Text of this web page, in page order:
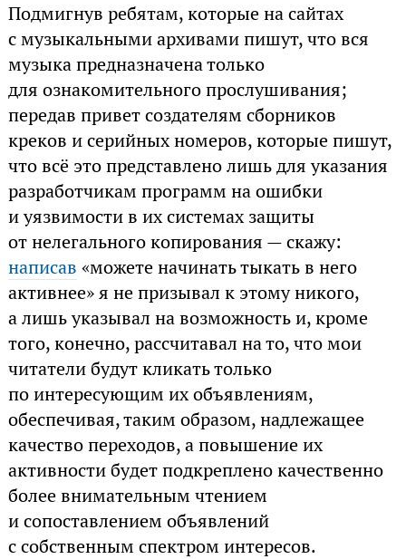
Подмигнув ребятам, которые на сайтах
с музыкальными архивами пишут, что вся
музыка предназначена только
для ознакомительного прослушивания;
передав привет создателям сборников
креков и серийных номеров, которые пишут,
что всё это представлено лишь для указания
разработчикам программ на ошибки
и уязвимости в их системах защиты
от нелегального копирования — скажу:
написав «можете начинать тыкать в него
активнее» я не призывал к этому никого,
а лишь указывал на возможность и, кроме
того, конечно, рассчитавал на то, что мои
читатели будут кликать только
по интересующим их объявлениям,
обеспечивая, таким образом, надлежащее
качество переходов, а повышение их
активности будет подкреплено качественно
более внимательным чтением
и сопоставлением объявлений
с собственным спектром интересов.